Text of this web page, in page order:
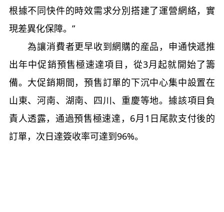
根據不同快件的時效需求分別搭建了運營網絡，實
現差異化保障。”
為讓消費者更早收到網購的産品，申通快遞推
出年中促銷預售極速達項目，從3月起就開始了籌
備。大促銷期間，預售訂單的下沉中心集中設置在
山東、河南、湖南、四川、重慶等地。據該項目負
責人透露，通過預售極速達，6月1日尾款支付後的
訂單，次日達簽收率可達到96%。